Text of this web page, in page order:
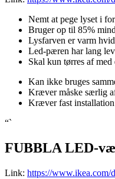
Nemt at pege lyset i
Bruger op til 85%
Lysfarven er varm
Led-pæren har lang
Skal kun tørres af
Kan ikke bruges
Kræver måske særlig
Kræver fast installation
“`
FUBBLA LED-
Link: https://www.ikea.com/